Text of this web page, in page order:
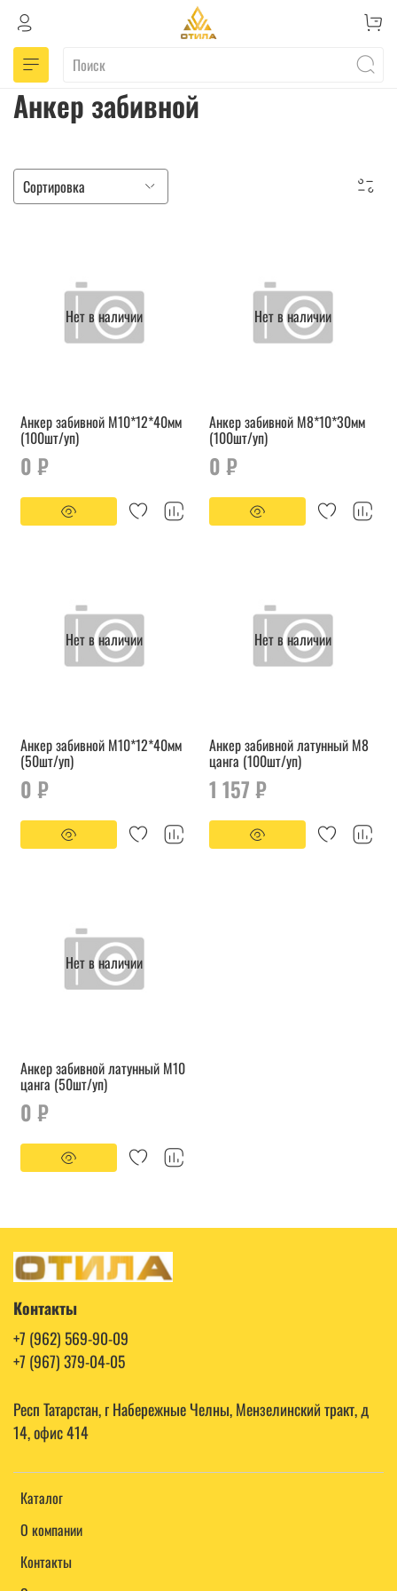
Анкер забивной
Нет в наличии
Анкер забивной М10*12*40мм
(100шт/уп)
0 ₽
Нет в наличии
Анкер забивной М8*10*30мм
(100шт/уп)
0 ₽
Нет в наличии
Анкер забивной М10*12*40мм
(50шт/уп)
0 ₽
Нет в наличии
Анкер забивной латунный М8
цанга (100шт/уп)
1 157 ₽
Нет в наличии
Анкер забивной латунный М10
цанга (50шт/уп)
0 ₽
Каталог
О компании
Контакты
Контакты
+7 (962) 569-90-09
+7 (967) 379-04-05
Респ Татарстан, г Набережные Челны, Мензелинский тракт, д
14, офис 414